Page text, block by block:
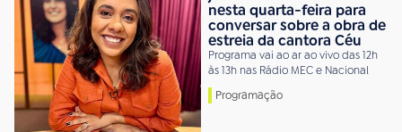
nesta quarta-feira para
conversar sobre a obra de
estreia da cantora Céu
Programa vai ao ar ao vivo das 12h
às 13h nas Rádio MEC e Nacional
Programação